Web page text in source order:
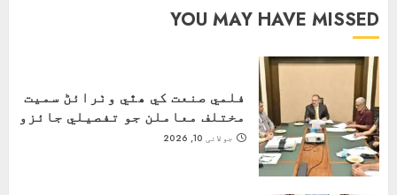
YOU MAY HAVE MISSED
فلمي صنعت کي ھٿي وٺرائڻ سميت
مختلف معاملن جو تفصيلي جائزو
جولائی 10, 2026